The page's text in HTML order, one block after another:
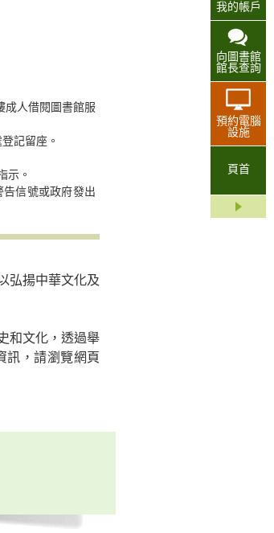
我的帳戶
向圖書館
館長查詢
預約電腦
設施
頁首
成人借閱圖書館服
記留座。
示。
信號或政府發出
弘揚中華文化及
和文化，透過舉
訊，請瀏覽網頁